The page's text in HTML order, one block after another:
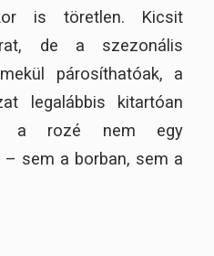
is töretlen. Kicsit
de a szezonális
párosíthatóak, a
legalábbis kitartóan
a rozé nem egy
sem a borban, sem a